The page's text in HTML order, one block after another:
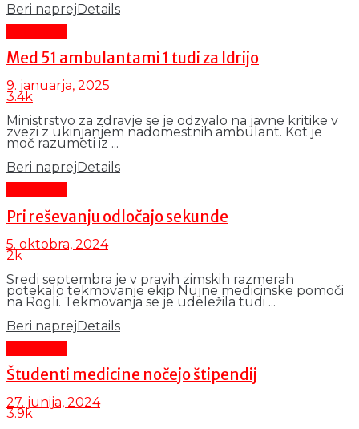
Beri naprejDetails
Med 51 ambulantami 1 tudi za Idrijo
9. januarja, 2025
3.4k
Ministrstvo za zdravje se je odzvalo na javne kritike v
zvezi z ukinjanjem nadomestnih ambulant. Kot je
moč razumeti iz ...
Beri naprej Details
Pri reševanju odločajo sekunde
5. oktobra, 2024
2k
Sredi septembra je v pravih zimskih razmerah
potekalo tekmovanje ekip Nujne medicinske pomoči
na Rogli. Tekmovanja se je udeležila tudi ...
Beri naprejDetails
Študenti medicine nočejo štipendij
27. junija, 2024
3.9k